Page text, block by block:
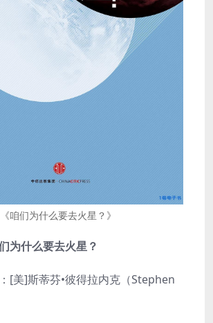
《咱们为什么要去火星？》
为什么要去火星？
[美]斯蒂芬•彼得拉内克（Stephen